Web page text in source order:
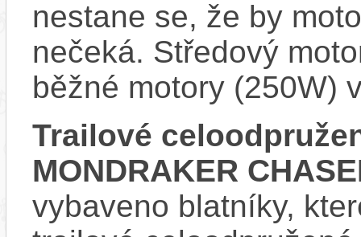
nestane se, že by
nečeká. Středový
běžné motory (250W)
Trailové
MONDRAKER
vybaveno blatníky,